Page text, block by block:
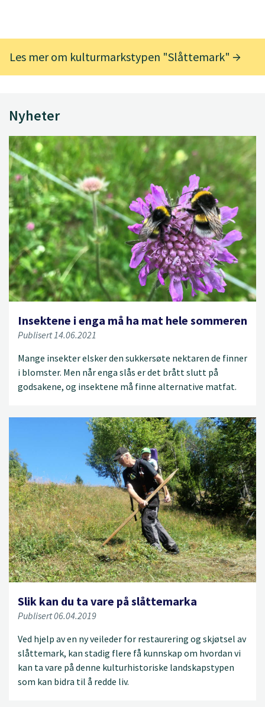
Les mer om kulturmarkstypen "Slåttemark"
Nyheter
Insektene i enga må ha mat hele sommeren
Publisert 14.06.2021
Mange insekter elsker den sukkersøte nektaren de finner
i blomster. Men når enga slås er det brått slutt på
godsakene, og insektene må finne alternative matfat.
Slik kan du ta vare på slåttemarka
Publisert 06.04.2019
Ved hjelp av en ny veileder for restaurering og skjøtsel av
slåttemark, kan stadig flere få kunnskap om hvordan vi
kan ta vare på denne kulturhistoriske landskapstypen
som kan bidra til å redde liv.